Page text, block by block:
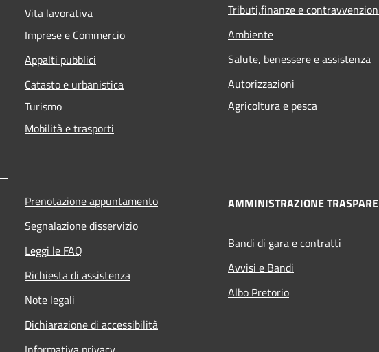
Vita lavorativa
Imprese e Commercio
Appalti pubblici
Catasto e urbanistica
Turismo
Mobilità e trasporti
Tributi,finanze e
Ambiente
Salute, benessere e assistenza
Autorizzazioni
Agricoltura e pesca
Prenotazione appuntamento
Segnalazione disservizio
Leggi le FAQ
Richiesta di assistenza
Note legali
Dichiarazione di accessibilità
AMMINISTRAZIONE
Bandi di gara e contratti
Avvisi e Bandi
Albo Pretorio